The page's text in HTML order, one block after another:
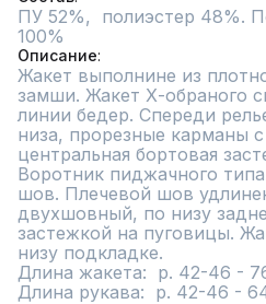
ПУ 52%,  полиэстер 48%.
100%
Описание
Жакет выполнине из
замши. Жакет Х-обраного
линии бедер. Спереди
низа, прорезные карманы
центральная бортовая
Воротник пиджачного
шов. Плечевой шов
двухшовный, по низу
застежкой на пуговицы.
низу подкладке.
Длина жакета:  р. 42-46 -
Длина рукава:  р. 42-46 -